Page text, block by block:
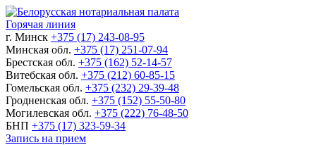
Горячая линия
г. Минск +375 (17) 243-08-95
Минская обл. +375 (17) 251-07-94
Брестская обл. +375 (162) 52-14-57
Витебская обл. +375 (212) 60-85-15
Гомельская обл. +375 (232) 29-39-48
Гродненская обл. +375 (152) 55-50-80
Могилевская обл. +375 (222) 76-48-50
БНП +375 (17) 323-59-34
Запись на прием